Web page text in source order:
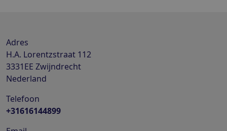
Adres
H.A. Lorentzstraat 112
3331EE Zwijndrecht
Nederland
Telefoon
+31616144899